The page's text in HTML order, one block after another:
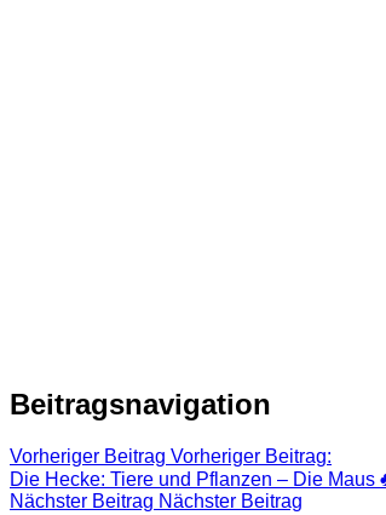
Beitragsnavigation
Vorheriger Beitrag Vorheriger Beitrag:
Die Hecke: Tiere und Pflanzen – Die Maus
Nächster Beitrag Nächster Beitrag